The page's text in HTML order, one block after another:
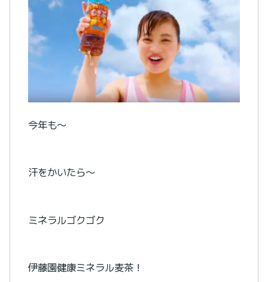
今年も～
汗をかいたら～
ミネラルゴクゴク
伊藤園健康ミネラル麦茶！